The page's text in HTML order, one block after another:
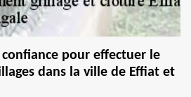
pour effectuer le
dans la ville de Effiat et